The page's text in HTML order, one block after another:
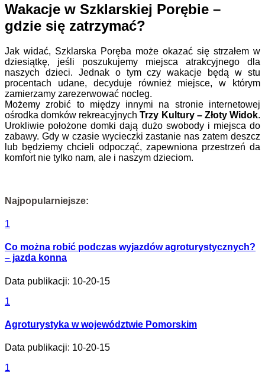
Wakacje w Szklarskiej Porębie –
gdzie się zatrzymać?
Jak widać, Szklarska Poręba może okazać się strzałem w
dziesiątkę, jeśli poszukujemy miejsca atrakcyjnego dla
naszych dzieci. Jednak o tym czy wakacje będą w stu
procentach udane, decyduje również miejsce, w którym
zamierzamy zarezerwować nocleg.
Możemy zrobić to między innymi na stronie internetowej
ośrodka domków rekreacyjnychTrzy Kultury – Złoty Widok.
Urokliwie położone domki dają dużo swobody i miejsca do
zabawy. Gdy w czasie wycieczki zastanie nas zatem deszcz
lub będziemy chcieli odpocząć, zapewniona przestrzeń da
komfort nie tylko nam, ale i naszym dzieciom.
Najpopularniejsze:
1
Co można robić podczas wyjazdów agroturystycznych?
– jazda konna
Data publikacji: 10-20-15
1
Agroturystyka w województwie Pomorskim
Data publikacji: 10-20-15
1